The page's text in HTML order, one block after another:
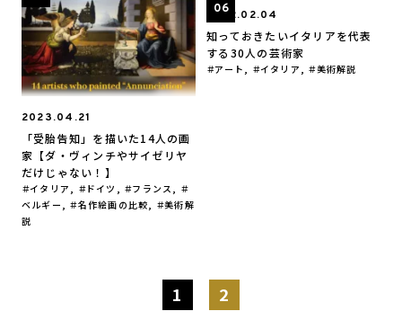
2023.04.21
「受胎告知」を描いた14人の画
家【ダ・ヴィンチやサイゼリヤ
だけじゃない！】
イタリア , ドイツ , フランス ,
ベルギー , 名作絵画の比較,
美術解
説
2022.02.04
知っておきたいイタリアを代表
する30人の芸術家
アート イタリア 美術解説
1 2